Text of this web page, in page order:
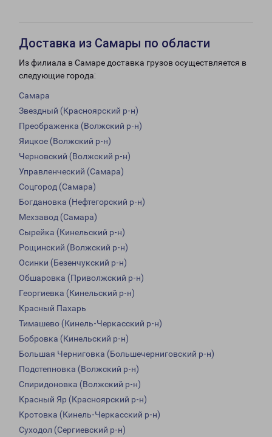
Доставка из Самары по области
Из филиала в Самаре доставка грузов осуществляется в
следующие города:
Самара
Звездный (Красноярский р-н)
Преображенка (Волжский р-н)
Яицкое (Волжский р-н)
Черновский (Волжский р-н)
Управленческий (Самара)
Соцгород (Самара)
Богдановка (Нефтегорский р-н)
Мехзавод (Самара)
Сырейка (Кинельский р-н)
Рощинский (Волжский р-н)
Осинки (Безенчукский р-н)
Обшаровка (Приволжский р-н)
Георгиевка (Кинельский р-н)
Красный Пахарь
Тимашево (Кинель-Черкасский р-н)
Бобровка (Кинельский р-н)
Большая Черниговка (Большечерниговский р-н)
Подстепновка (Волжский р-н)
Спиридоновка (Волжский р-н)
Красный Яр (Красноярский р-н)
Кротовка (Кинель-Черкасский р-н)
Суходол (Сергиевский р-н)